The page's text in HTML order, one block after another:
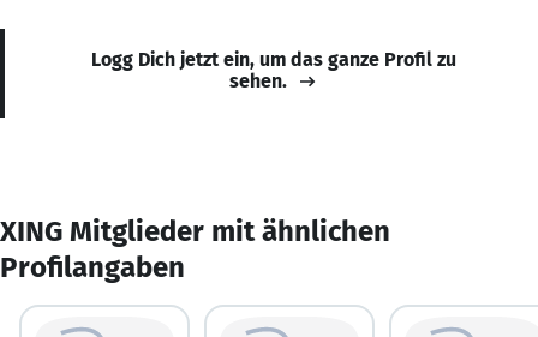
Logg Dich jetzt ein, um das ganze Profil zu
sehen.
XING Mitglieder mit ähnlichen
Profilangaben